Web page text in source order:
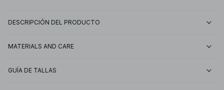
DESCRIPCIÓN DEL PRODUCTO
MATERIALS AND CARE
GUÍA DE TALLAS